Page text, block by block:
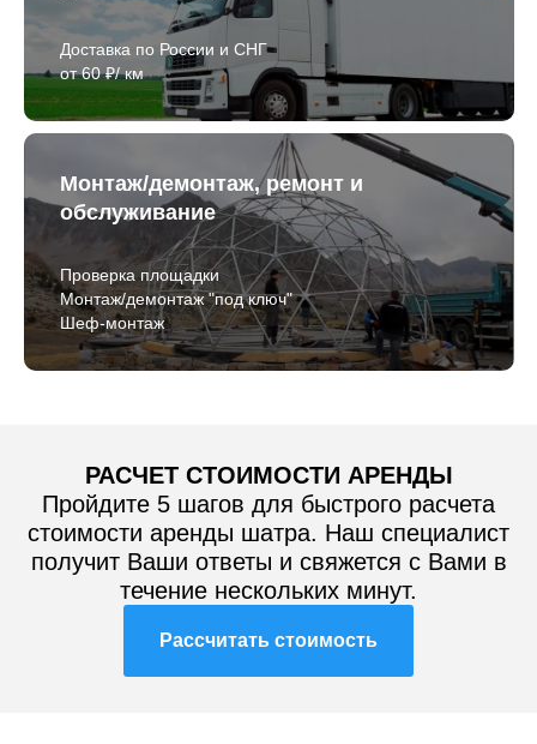
Доставка по России и СНГ
от 60 ₽/ км
Монтаж/демонтаж, ремонт и
обслуживание
Проверка площадки
Монтаж/демонтаж "под ключ"
Шеф-монтаж
РАСЧЕТ СТОИМОСТИ АРЕНДЫ
Пройдите 5 шагов для быстрого расчета
стоимости аренды шатра. Наш специалист
получит Ваши ответы и свяжется с Вами в
течение нескольких минут.
Рассчитать стоимость